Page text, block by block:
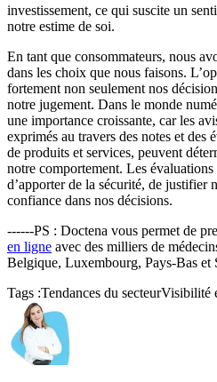
investissement, ce qui suscite un
notre estime de soi.
En tant que consommateurs, nous
dans les choix que nous faisons.
fortement non seulement nos
notre jugement. Dans le monde
une importance croissante, car les
exprimés au travers des notes et des
de produits et services, peuvent
notre comportement. Les
d’apporter de la sécurité, de justifier
confiance dans nos décisions.
------PS : Doctena vous permet de
en ligne avec des milliers de
Belgique, Luxembourg, Pays-Bas et
Tags :Tendances du secteurVisibilité